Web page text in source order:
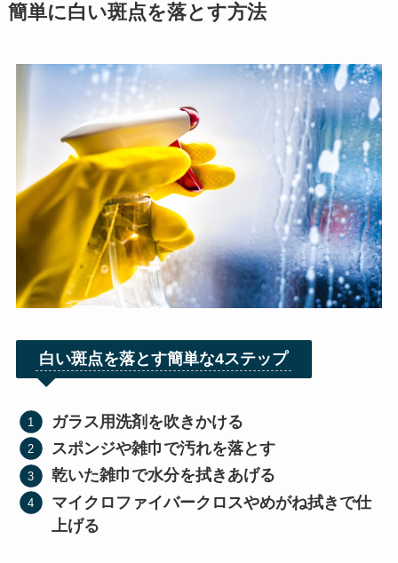
簡単に白い斑点を落とす方法
白い斑点を落とす簡単な4ステップ
ガラス用洗剤を吹きかける
スポンジや雑巾で汚れを落とす
乾いた雑巾で水分を拭きあげる
マイクロファイバークロスやめがね拭きで仕
上げる